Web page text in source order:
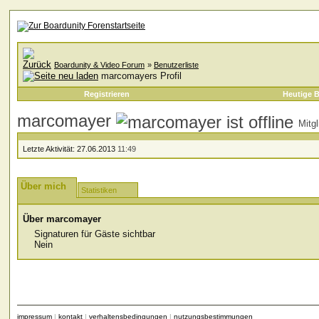
Boardunity & Video Forum » Benutzerliste
marcomayers Profil
Registrieren Heutige
marcomayer
Letzte Aktivität: 27.06.2013 11:49
Über mich Statistiken
Über marcomayer
Signaturen für Gäste sichtbar
Nein
impressum | kontakt | verhaltensbedingungen | nutzungsbestimmungen